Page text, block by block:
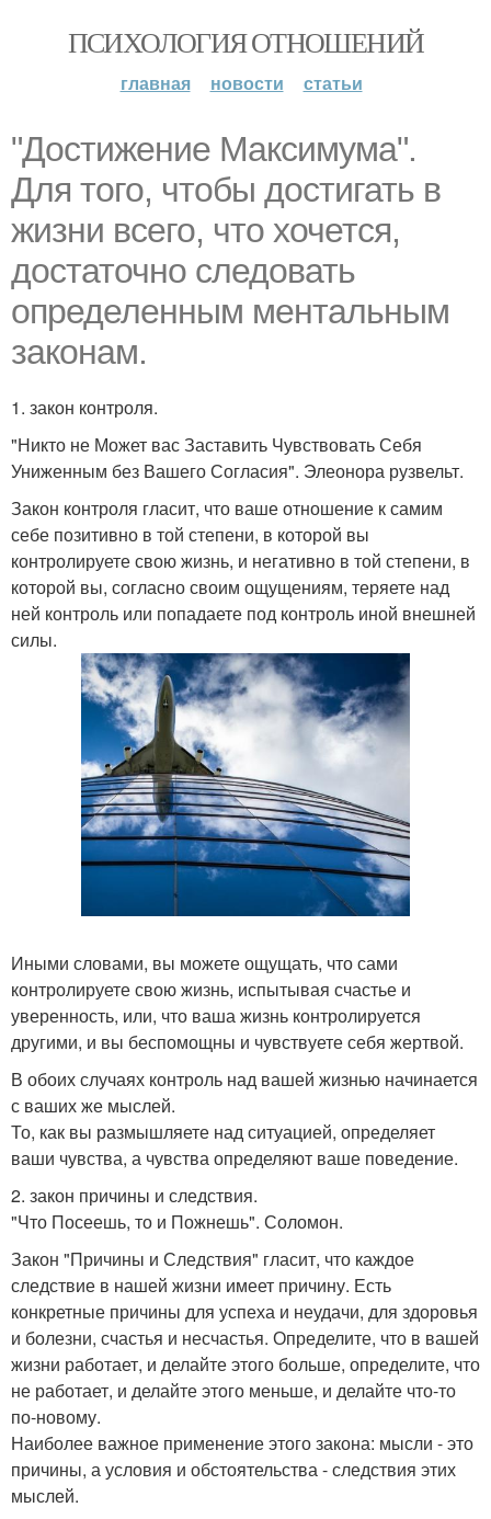
ПСИХОЛОГИЯ ОТНОШЕНИЙ
главная новости статьи
"Достижение Максимума".
Для того, чтобы достигать в
жизни всего, что хочется,
достаточно следовать
определенным ментальным
законам.
1. закон контроля.
"Никто не Может вас Заставить Чувствовать Себя
Униженным без Вашего Согласия". Элеонора рузвельт.
Закон контроля гласит, что ваше отношение к самим
себе позитивно в той степени, в которой вы
контролируете свою жизнь, и негативно в той степени, в
которой вы, согласно своим ощущениям, теряете над
ней контроль или попадаете под контроль иной внешней
силы.
Иными словами, вы можете ощущать, что сами
контролируете свою жизнь, испытывая счастье и
уверенность, или, что ваша жизнь контролируется
другими, и вы беспомощны и чувствуете себя жертвой.
В обоих случаях контроль над вашей жизнью начинается
с ваших же мыслей.
То, как вы размышляете над ситуацией, определяет
ваши чувства, а чувства определяют ваше поведение.
2. закон причины и следствия.
"Что Посеешь, то и Пожнешь". Соломон.
Закон "Причины и Следствия" гласит, что каждое
следствие в нашей жизни имеет причину. Есть
конкретные причины для успеха и неудачи, для здоровья
и болезни, счастья и несчастья. Определите, что в вашей
жизни работает, и делайте этого больше, определите, что
не работает, и делайте этого меньше, и делайте что-то
по-новому.
Наиболее важное применение этого закона: мысли - это
причины, а условия и обстоятельства - следствия этих
мыслей.